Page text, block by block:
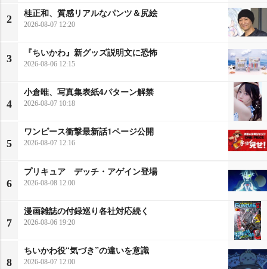
2
桂正和、質感リアルなパンツ＆尻絵
2026-08-07 12:20
3
『ちいかわ』新グッズ説明文に恐怖
2026-08-06 12:15
4
小倉唯、写真集表紙4パターン解禁
2026-08-07 10:18
5
ワンピース衝撃最新話1ページ公開
2026-08-07 12:16
6
プリキュア デッチ・アゲイン登場
2026-08-08 12:00
7
漫画雑誌の付録巡り各社対応続く
2026-08-06 19:20
8
ちいかわ役“気づき”の違いを意識
2026-08-07 12:00